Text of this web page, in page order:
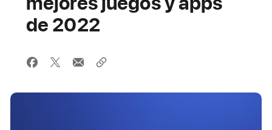
de 2022